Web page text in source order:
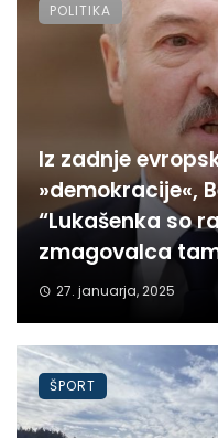
Iz zadnje
»demokracije«,
“Lukašenka so
zmagovalca
27. januarja, 2025
POLITIKA
ŠPORT